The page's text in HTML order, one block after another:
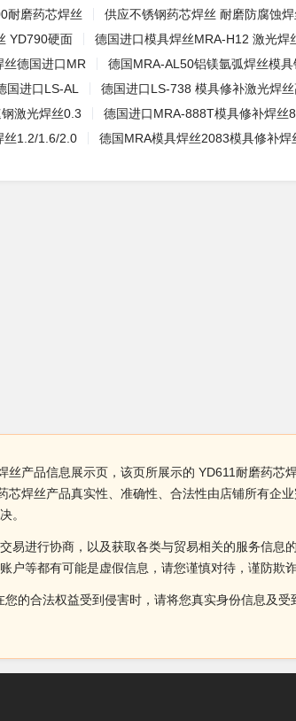
耐磨药芯焊丝
供应不锈钢药芯焊丝 耐磨防腐蚀焊
YD790硬面
德国进口模具焊丝MRA-H12 激光焊
德国进口MR
德国MRA-AL50铝镁氩弧焊丝模
国进口LS-AL
德国进口LS-738 模具修补激光焊丝
激光焊丝0.3
德国进口MRA-888T模具修补焊丝
丝1.2/1.6/2.0
德国MRA模具焊丝2083模具修补焊
产品信息展示页，该页所展示的 YD611耐磨药芯
焊丝产品真实性、准确性、合法性由店铺所有企
。
易进行协商，以及获取各类与贸易相关的服务信息
等都有可能是虚假信息，请您谨慎对待，谨防欺
的合法权益受到侵害时，请将您真实身份信息及